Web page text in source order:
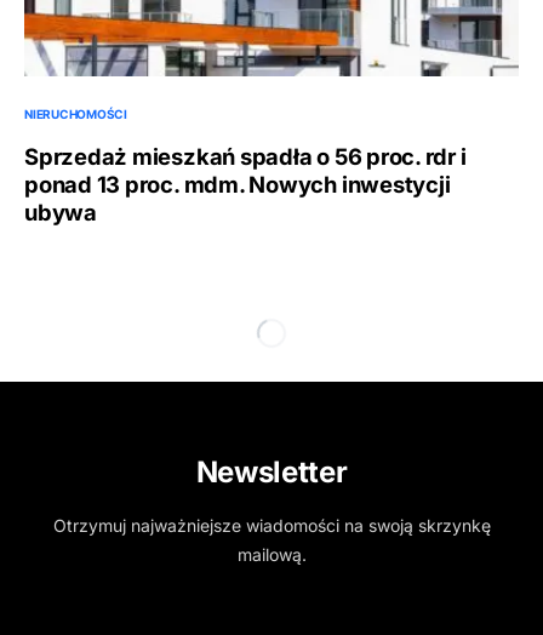
NIERUCHOMOŚCI
Sprzedaż mieszkań spadła o 56 proc. rdr i
ponad 13 proc. mdm. Nowych inwestycji
ubywa
Newsletter
Otrzymuj najważniejsze wiadomości na swoją skrzynkę
mailową.